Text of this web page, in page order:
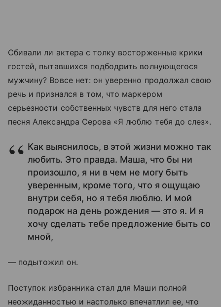
Сбивали ли актера с толку восторженные крики
гостей, пытавшихся подбодрить волнующегося
мужчину? Вовсе нет: он уверенно продолжал свою
речь и признался в том, что маркером
серьезности собственных чувств для него стала
песня Александра Серова «Я люблю тебя до слез».
Как выяснилось, в этой жизни можно так
любить. Это правда. Маша, что бы ни
произошло, я ни в чем не могу быть
уверенным, кроме того, что я ощущаю
внутри себя, но я тебя люблю. И мой
подарок на день рождения — это я. И я
хочу сделать тебе предложение быть со
мной,
— подытожил он.
Поступок избранника стал для Маши полной
неожиданностью и настолько впечатлил ее, что